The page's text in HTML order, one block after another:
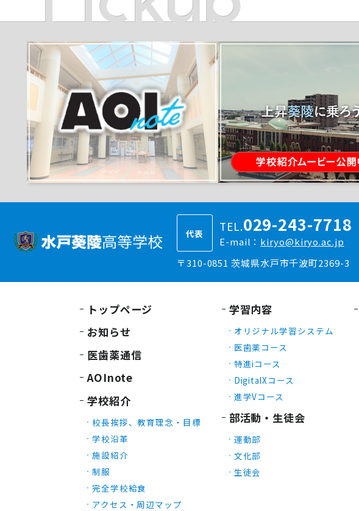
代表 TEL.029-243-7718
E-mail： kiryo@kiryo.ac.jp
〒310-0851 茨城県水戸市千波町2369-3
トップページ
お知らせ
医歯薬通信
AOInote
学校紹介
校長挨拶、教育理念・目標
学校沿革
施設紹介
制服
完全学校給食
アクセス・周辺マップ
学習内容
オリジナル学習システム
医歯薬コース
特進iコース
DigitalXコース
進学Vコース
部活動・生徒会
運動部
文化部
生徒会